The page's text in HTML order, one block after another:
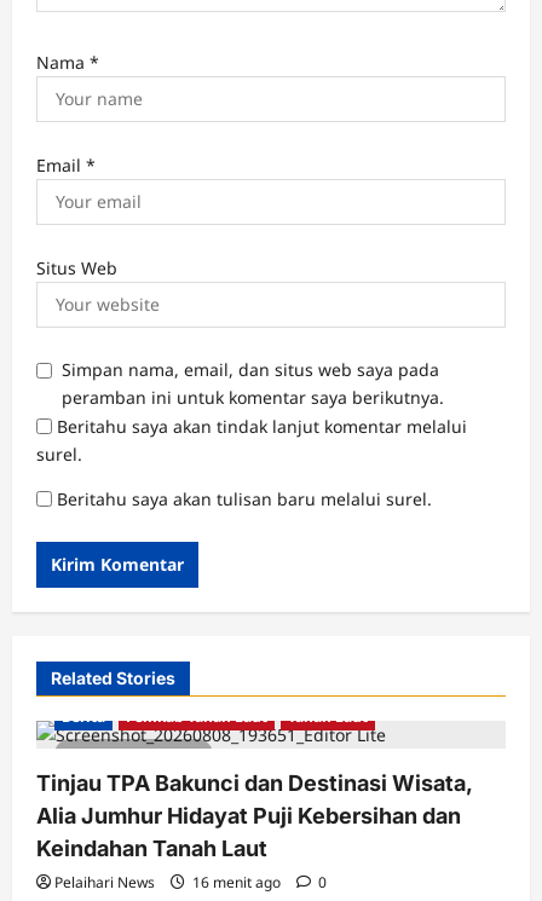
Nama *
Email *
Situs Web
Simpan nama, email, dan situs web saya pada
peramban ini untuk komentar saya berikutnya.
Beritahu saya akan tindak lanjut komentar melalui
surel.
Beritahu saya akan tulisan baru melalui surel.
Related Stories
2 minutes read
Berita Pemkab Tanah Laut Tanah Laut
Tinjau TPA Bakunci dan Destinasi Wisata,
Alia Jumhur Hidayat Puji Kebersihan dan
Keindahan Tanah Laut
Pelaihari News 16 menit ago 0